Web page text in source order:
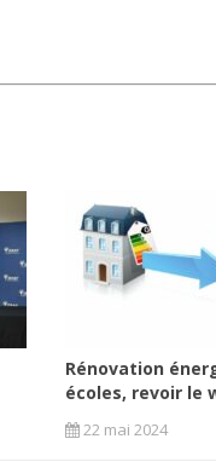
Rénovation
écoles, revoir le
22 mai 2024